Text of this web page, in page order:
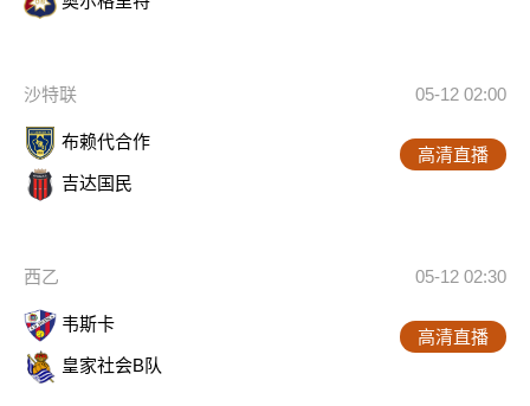
沙特联 05-12 02:00
布赖代合作
吉达国民
高清直播
西乙 05-12 02:30
韦斯卡
皇家社会B队
高清直播